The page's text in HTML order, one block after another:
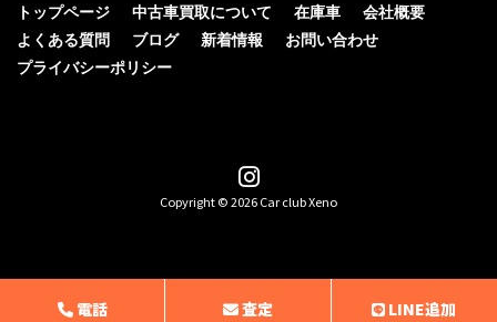
トップページ 中古車買取について 在庫車
会社概要
よくある質問
ブログ 新着情報
お問い合わせ
プライバシーポリシー
Copyright © 2026 Car club Xeno
電話 査定 LINE追加